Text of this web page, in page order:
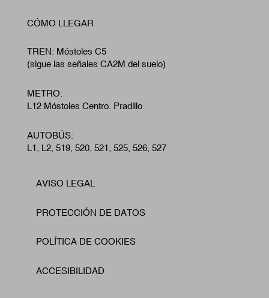
CÓMO LLEGAR
TREN: Móstoles C5
(sigue las señales CA2M del suelo)
METRO:
L12 Móstoles Centro. Pradillo
AUTOBÚS:
L1, L2, 519, 520, 521, 525, 526, 527
Footer
AVISO LEGAL
PROTECCIÓN DE DATOS
POLÍTICA DE COOKIES
ACCESIBILIDAD